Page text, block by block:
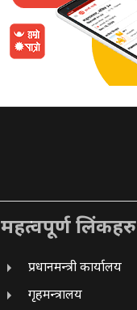
महत्वपूर्ण लिंकहरु
प्रधानमन्त्री कार्यालय
गृहमन्त्रालय